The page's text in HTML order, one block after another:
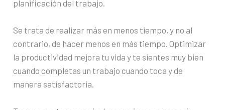
planificación del trabajo.
Se trata de realizar más en menos tiempo, y no al
contrario, de hacer menos en más tiempo. Optimizar
la productividad mejora tu vida y te sientes muy bien
cuando completas un trabajo cuando toca y de
manera satisfactoria.